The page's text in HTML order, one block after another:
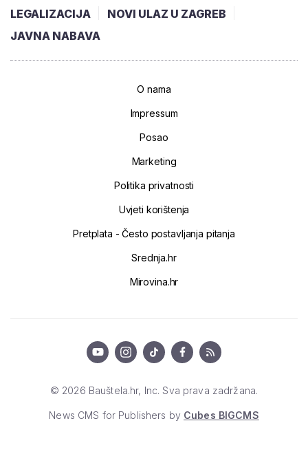
LEGALIZACIJA
NOVI ULAZ U ZAGREB
JAVNA NABAVA
O nama
Impressum
Posao
Marketing
Politika privatnosti
Uvjeti korištenja
Pretplata - Često postavljanja pitanja
Srednja.hr
Mirovina.hr
© 2026 Bauštela.hr, Inc. Sva prava zadržana.
News CMS for Publishers by Cubes BIGCMS